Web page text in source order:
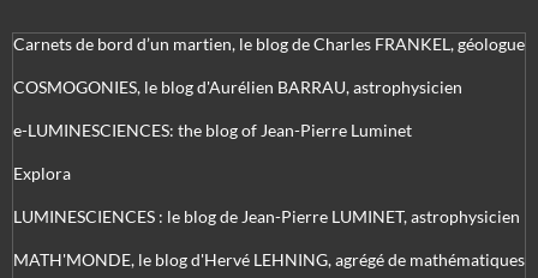
Carnets de bord d’un martien, le blog de Charles FRANKEL, géologue
COSMOGONIES, le blog d'Aurélien BARRAU, astrophysicien
e-LUMINESCIENCES: the blog of Jean-Pierre Luminet
Explora
LUMINESCIENCES : le blog de Jean-Pierre LUMINET, astrophysicien
MATH'MONDE, le blog d'Hervé LEHNING, agrégé de mathématiques